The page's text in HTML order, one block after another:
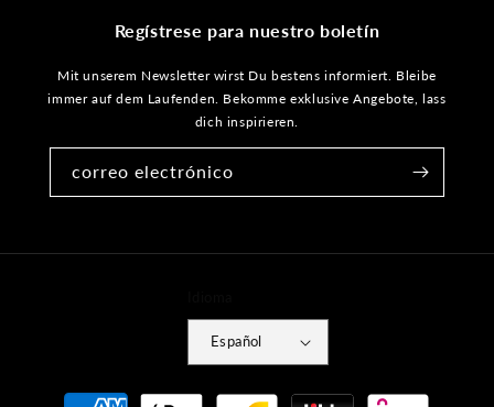
Regístrese para nuestro boletín
Mit unserem Newsletter wirst Du bestens informiert. Bleibe
immer auf dem Laufenden. Bekomme exklusive Angebote, lass
dich inspirieren.
correo electrónico
Español
Métodos